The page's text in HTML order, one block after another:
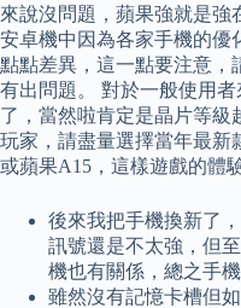
來說沒問題，蘋果強就是強
安卓機中因為各家手機的優
點點差異，這一點要注意，
有出問題。 對於一般使用
了，當然啦肯定是晶片等級
玩家，請盡量選擇當年最新
或蘋果A15，這樣遊戲的體
後來我把手機換新了
訊號還是不太強，但
機也有關係，總之手機
雖然沒有記憶卡槽但